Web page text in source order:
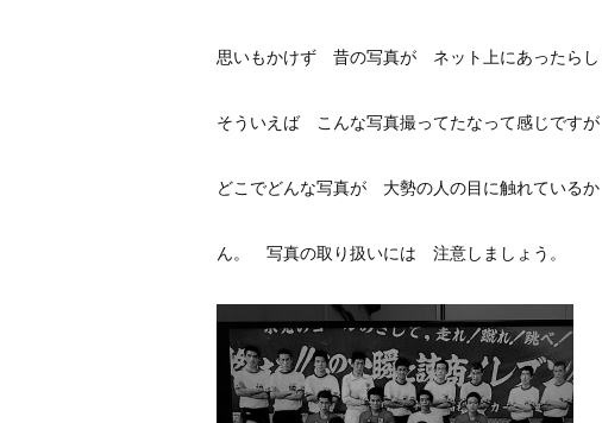
思いもかけず 昔の写真が ネット上にあったら
そういえば こんな写真撮ってたなって感じです
どこでどんな写真が 大勢の人の目に触れている
ん。 写真の取り扱いには 注意しましょう。